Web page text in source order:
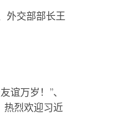
外交部部长王
万岁！”、
热烈欢迎习近